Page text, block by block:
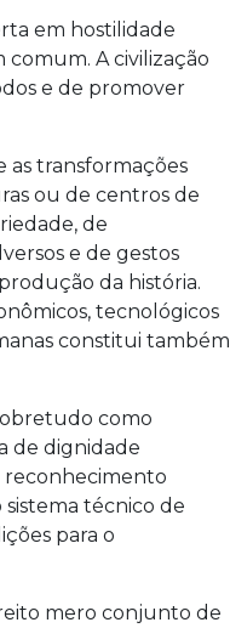
em hostilidade
comum. A civilização
e de promover
as transformações
ou de centros de
de
e de gestos
da história.
tecnológicos
constitui também
como
de dignidade
reconhecimento
técnico de
para o
mero conjunto de